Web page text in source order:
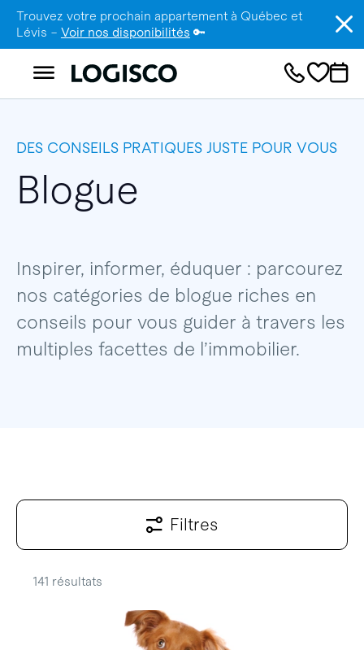
Trouvez votre prochain appartement à Québec et
Lévis – Voir nos disponibilités 🔑
DES CONSEILS PRATIQUES JUSTE POUR VOUS
Blogue
Inspirer, informer, éduquer : parcourez
nos catégories de blogue riches en
conseils pour vous guider à travers les
multiples facettes de l’immobilier.
Filtres
141 résultats